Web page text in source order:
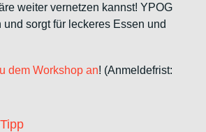
weiter vernetzen kannst! YPOG
sorgt für leckeres Essen und
dem Workshop an! (Anmeldefrist: